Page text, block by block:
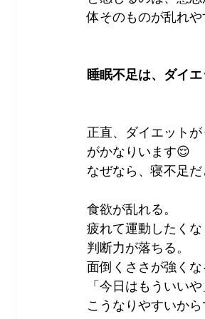
体そのものが乱れ
睡眠不足は、ダイ
正直、ダイエット
がかなりいます😌
なぜなら、寝不足
食欲が乱れる。
疲れて運動したく
判断力が落ちる。
面倒くささが強く
「今日はもういい
こうなりやすいか